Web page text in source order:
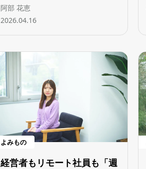
阿部 花恵
2026.04.16
よみもの
経営者もリモート社員も「週